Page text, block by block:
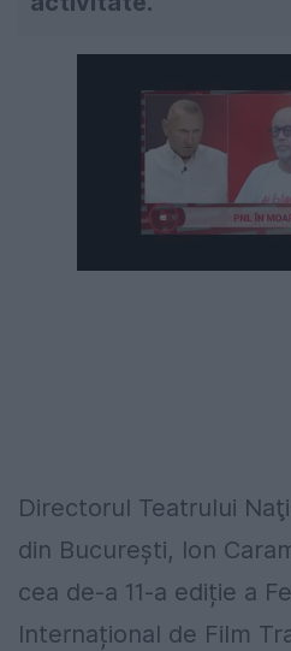
Directorul Teatrului
din Bucureşti, Ion
cea de-a 11-a ediție a
Internațional de Film